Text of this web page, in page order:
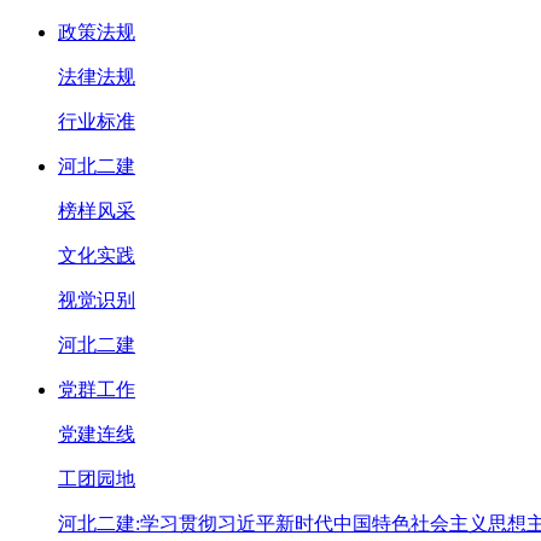
政策法规
法律法规
行业标准
河北二建
榜样风采
文化实践
视觉识别
河北二建
党群工作
党建连线
工团园地
河北二建:学习贯彻习近平新时代中国特色社会主义思想